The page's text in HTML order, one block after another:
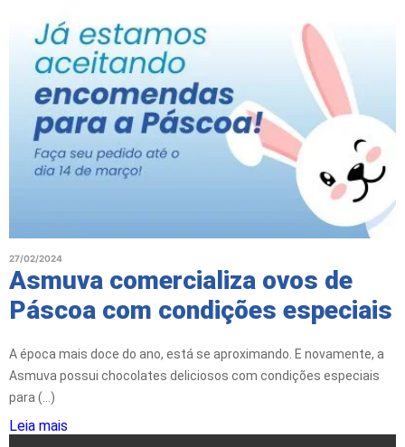
27/02/2024
Asmuva comercializa ovos de
Páscoa com condições especiais
A época mais doce do ano, está se aproximando. E novamente, a
Asmuva possui chocolates deliciosos com condições especiais
para (...)
Leia mais